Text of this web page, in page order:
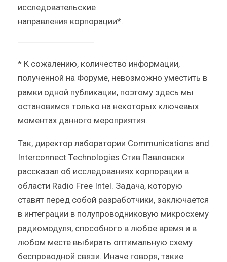
исследовательские
направления корпорации*.
* К сожалению, количество информации,
полученной на Форуме, невозможно уместить в
рамки одной публикации, поэтому здесь мы
остановимся только на некоторых ключевых
моментах данного мероприятия.
Так, директор лаборатории Communications and
Interconnect Technologies Стив Павловски
рассказал об исследованиях корпорации в
области Radio Free Intel. Задача, которую
ставят перед собой разработчики, заключается
в интеграции в полупроводниковую микросхему
радиомодуля, способного в любое время и в
любом месте выбирать оптимальную схему
беспроводной связи. Иначе говоря, такие